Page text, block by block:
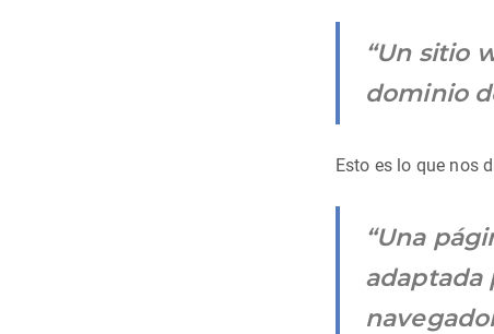
“Un sitio
dominio
Esto es lo que nos
“Una
adaptada